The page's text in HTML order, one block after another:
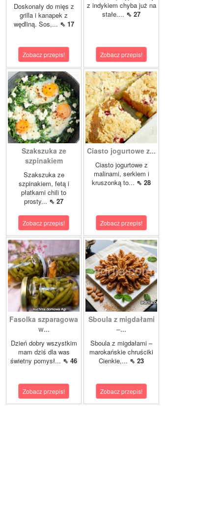
Doskonały do mięs z
grilla i kanapek z
wędliną. Sos,... ⇖ 17
Zobacz przepis!
z indykiem chyba już na
stałe.... ⇖ 27
Zobacz przepis!
Szakszuka ze
szpinakiem
Szakszuka ze
szpinakiem, fetą i
płatkami chili to
prosty... ⇖ 27
Zobacz przepis!
Ciasto jogurtowe z...
Ciasto jogurtowe z
malinami, serkiem i
kruszonką to... ⇖ 28
Zobacz przepis!
Fasolka szparagowa
w...
Dzień dobry wszystkim
mam dziś dla was
świetny pomysł... ⇖ 46
Zobacz przepis!
Sboula z migdałami
–...
Sboula z migdałami –
marokańskie chruściki
Cienkie,... ⇖ 23
Zobacz przepis!